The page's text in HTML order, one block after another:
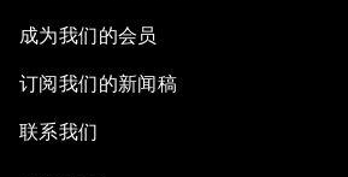
成为我们的会员
订阅我们的新闻稿
联系我们